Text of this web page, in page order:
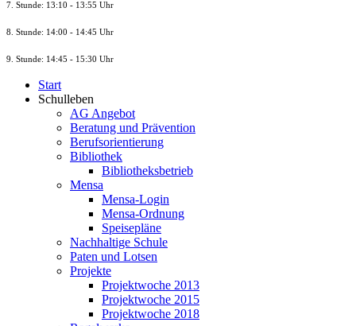
7. Stunde: 13:10 - 13:55 Uhr
8. Stunde: 14:00 - 14:45 Uhr
9. Stunde: 14:45 - 15:30 Uhr
Start
Schulleben
AG Angebot
Beratung und Prävention
Berufsorientierung
Bibliothek
Bibliotheksbetrieb
Mensa
Mensa-Login
Mensa-Ordnung
Speisepläne
Nachhaltige Schule
Paten und Lotsen
Projekte
Projektwoche 2013
Projektwoche 2015
Projektwoche 2018